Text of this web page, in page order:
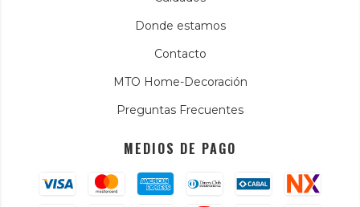
Donde estamos
Contacto
MTO Home-Decoración
Preguntas Frecuentes
MEDIOS DE PAGO